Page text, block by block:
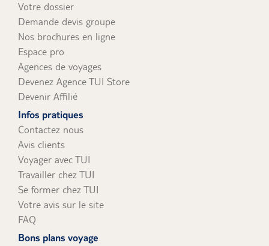
Votre dossier
Demande devis groupe
Nos brochures en ligne
Espace pro
Agences de voyages
Devenez Agence TUI Store
Devenir Affilié
Infos pratiques
Contactez nous
Avis clients
Voyager avec TUI
Travailler chez TUI
Se former chez TUI
Votre avis sur le site
FAQ
Bons plans voyage